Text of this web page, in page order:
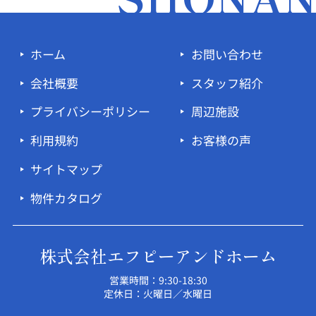
ホーム
会社概要
プライバシーポリシー
利用規約
サイトマップ
物件カタログ
お問い合わせ
スタッフ紹介
周辺施設
お客様の声
株式会社エフピーアンドホーム
営業時間：9:30-18:30
定休日：火曜日／水曜日